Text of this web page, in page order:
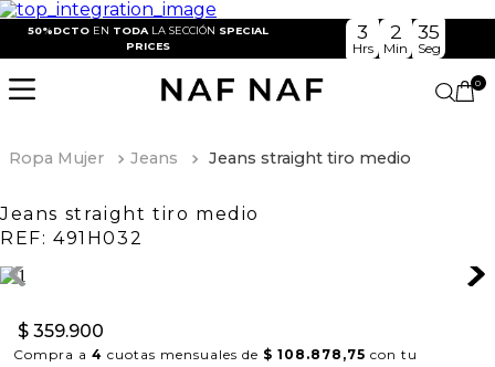
50%DCTO EN TODA LA SECCIÓN SPECIAL
PRICES
3
Hrs
2
Min
34
Seg
0
Ropa Mujer Jeans Jeans straight tiro medio
Jeans straight tiro medio
REF: 491H032
$ 359.900
Compra a 4 cuotas mensuales de $ 108.878,75 con tu